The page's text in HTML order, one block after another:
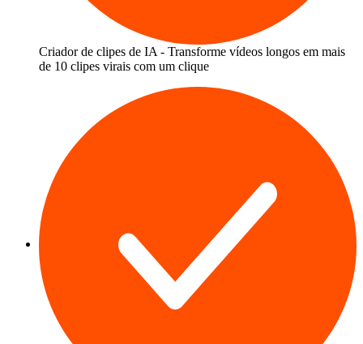
Criador de clipes de IA - Transforme vídeos longos em mais
de 10 clipes virais com um clique